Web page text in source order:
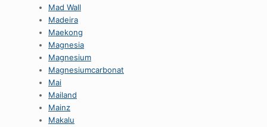
Mad Wall
Madeira
Maekong
Magnesia
Magnesium
Magnesiumcarbonat
Mai
Mailand
Mainz
Makalu